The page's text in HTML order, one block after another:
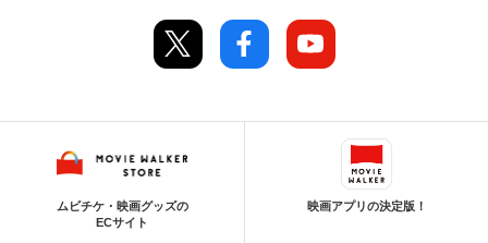
ムビチケ・映画グッズの
ECサイト
映画アプリの決定版！